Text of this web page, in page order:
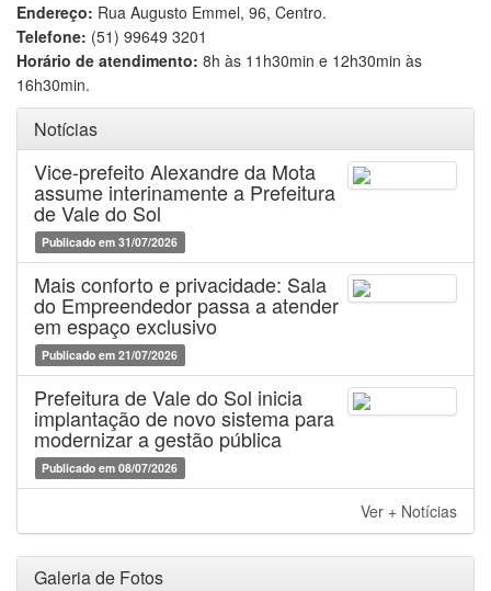
Endereço: Rua Augusto Emmel, 96, Centro.
Telefone: (51) 99649 3201
Horário de atendimento: 8h às 11h30min e 12h30min às
16h30min.
Notícias
Vice-prefeito Alexandre da Mota
assume interinamente a Prefeitura
de Vale do Sol
Publicado em 31/07/2026
Mais conforto e privacidade: Sala
do Empreendedor passa a atender
em espaço exclusivo
Publicado em 21/07/2026
Prefeitura de Vale do Sol inicia
implantação de novo sistema para
modernizar a gestão pública
Publicado em 08/07/2026
Ver + Notícias
Galeria de Fotos